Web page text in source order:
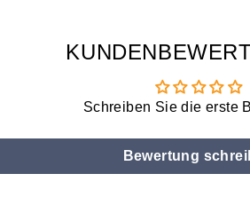
Schreiben Sie die erste
Bewertung